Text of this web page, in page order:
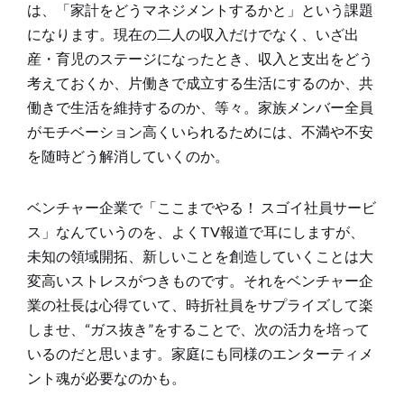
は、「家計をどうマネジメントするかと」という課題
になります。現在の二人の収入だけでなく、いざ出
産・育児のステージになったとき、収入と支出をどう
考えておくか、片働きで成立する生活にするのか、共
働きで生活を維持するのか、等々。家族メンバー全員
がモチベーション高くいられるためには、不満や不安
を随時どう解消していくのか。
ベンチャー企業で「ここまでやる！ スゴイ社員サービ
ス」なんていうのを、よくTV報道で耳にしますが、
未知の領域開拓、新しいことを創造していくことは大
変高いストレスがつきものです。それをベンチャー企
業の社長は心得ていて、時折社員をサプライズして楽
しませ、“ガス抜き”をすることで、次の活力を培って
いるのだと思います。家庭にも同様のエンターティメ
ント魂が必要なのかも。